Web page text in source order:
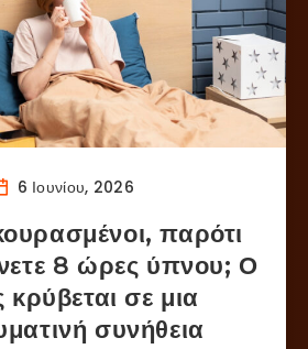
6 Ιουνίου, 2026
παρότι
8 ώρες ύπνου; Ο
κρύβεται σε μια
συνήθεια